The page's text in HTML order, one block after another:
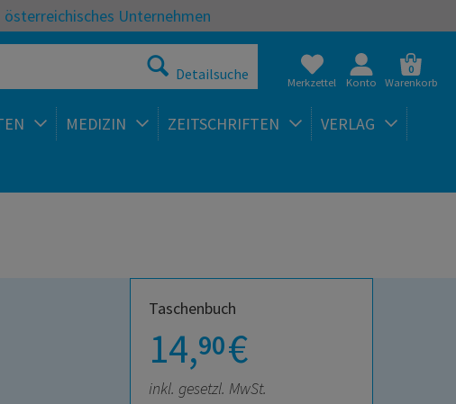
österreichisches Unternehmen
Detailsuche Merkzettel Konto
0
Warenkorb
MEDIZIN ZEITSCHRIFTEN VERLAG
Taschenbuch
14,90€
inkl. gesetzl. MwSt.